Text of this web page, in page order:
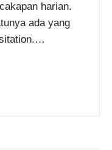
harian.
ada yang